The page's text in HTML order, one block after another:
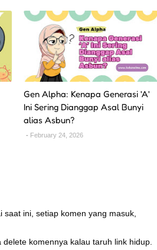
Gen Alpha: Kenapa Generasi 'A'
Ini Sering Dianggap Asal Bunyi
alias Asbun?
February 24, 2026
ini, setiap komen yang masuk,
komennya kalau taruh link hidup.